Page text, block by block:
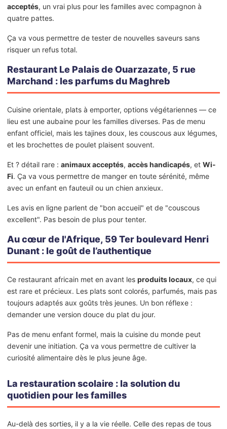
acceptés, un vrai plus pour les familles avec compagnon à
quatre pattes.
Ça va vous permettre de tester de nouvelles saveurs sans
risquer un refus total.
Restaurant Le Palais de Ouarzazate, 5 rue
Marchand : les parfums du Maghreb
Cuisine orientale, plats à emporter, options végétariennes — ce
lieu est une aubaine pour les familles diverses. Pas de menu
enfant officiel, mais les tajines doux, les couscous aux légumes,
et les brochettes de poulet plaisent souvent.
Et ? détail rare : animaux acceptés, accès handicapés, et Wi-
Fi. Ça va vous permettre de manger en toute sérénité, même
avec un enfant en fauteuil ou un chien anxieux.
Les avis en ligne parlent de "bon accueil" et de "couscous
excellent". Pas besoin de plus pour tenter.
Au cœur de l'Afrique, 59 Ter boulevard Henri
Dunant : le goût de l’authentique
Ce restaurant africain met en avant les produits locaux, ce qui
est rare et précieux. Les plats sont colorés, parfumés, mais pas
toujours adaptés aux goûts très jeunes. Un bon réflexe :
demander une version douce du plat du jour.
Pas de menu enfant formel, mais la cuisine du monde peut
devenir une initiation. Ça va vous permettre de cultiver la
curiosité alimentaire dès le plus jeune âge.
La restauration scolaire : la solution du
quotidien pour les familles
Au-delà des sorties, il y a la vie réelle. Celle des repas de tous